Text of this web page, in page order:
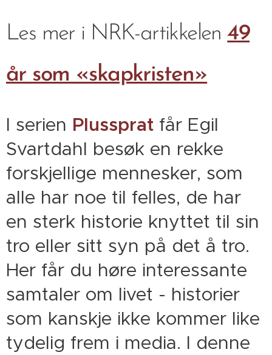
Les mer i NRK-artikkelen 49
år som «skapkristen»
I serien Plussprat får Egil
Svartdahl besøk en rekke
forskjellige mennesker, som
alle har noe til felles, de har
en sterk historie knyttet til sin
tro eller sitt syn på det å tro.
Her får du høre interessante
samtaler om livet - historier
som kanskje ikke kommer like
tydelig frem i media. I denne